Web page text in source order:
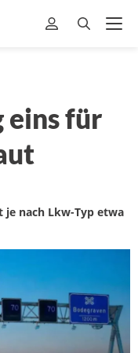
eins für
je nach Lkw-Typ etwa